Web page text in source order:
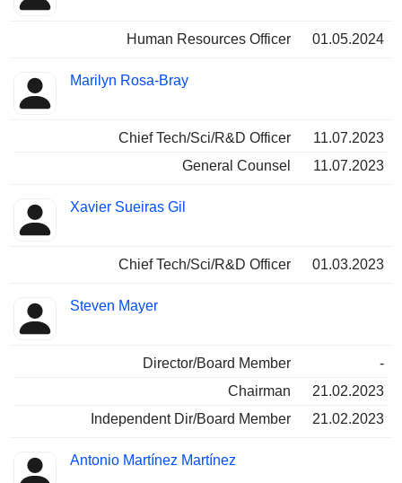
Human Resources Officer 01.05.2024
Marilyn Rosa-Bray
Chief Tech/Sci/R&D Officer
11.07.2023
General Counsel
11.07.2023
Xavier Sueiras Gil
Chief Tech/Sci/R&D Officer 01.03.2023
Steven Mayer
Director/Board Member
-
Chairman
21.02.2023
Independent Dir/Board Member
21.02.2023
Antonio Martínez Martínez